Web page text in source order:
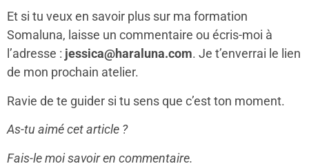
Et si tu veux en savoir plus sur ma formation
Somaluna, laisse un commentaire ou écris-moi à
l’adresse : jessica@haraluna.com. Je t’enverrai le lien
de mon prochain atelier.
Ravie de te guider si tu sens que c’est ton moment.
As-tu aimé cet article ?
Fais-le moi savoir en commentaire.